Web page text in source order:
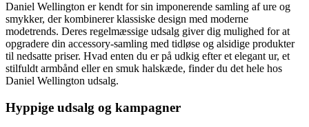
Daniel Wellington er kendt for sin imponerende samling af ure og
smykker, der kombinerer klassiske design med moderne
modetrends. Deres regelmæssige udsalg giver dig mulighed for at
opgradere din accessory-samling med tidløse og alsidige produkter
til nedsatte priser. Hvad enten du er på udkig efter et elegant ur, et
stilfuldt armbånd eller en smuk halskæde, finder du det hele hos
Daniel Wellington udsalg.
Hyppige udsalg og kampagner